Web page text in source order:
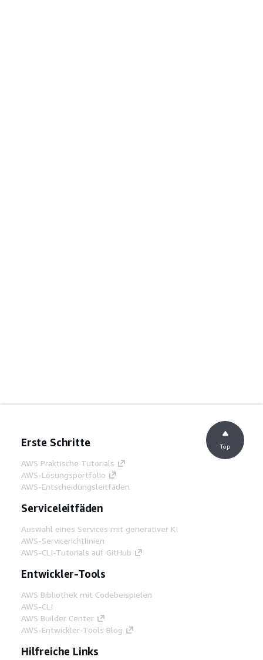
Erste Schritte
AWS Praktische Tutorials
AWS-Lösungsportfolio
AWS-Entscheidungsleitfäden
Serviceleitfäden
Auswahl eines Services mit generativer KI
AWS-Servicerichtlinien
AWS-CLI-Tutorials auf GitHub
Entwickler-Tools
AWS Bibliothek mit Codebeispielen
AWS-CLI
AWS Builder Center
AWS-Entwickler-Tools Blog
Hilfreiche Links
Top